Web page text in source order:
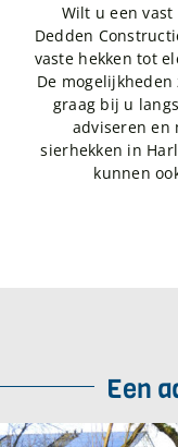
Wilt u een vast
Dedden
vaste hekken tot
De
graag bij u
adviseren en
sierhekken in
kunnen
Een